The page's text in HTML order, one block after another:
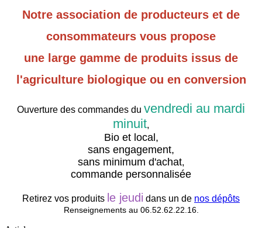
Notre association de producteurs et de
consommateurs vous propose
une large gamme de produits issus de
l'agriculture biologique ou en conversion
Ouverture des commandes du vendredi au mardi
minuit,
Bio et local,
sans engagement,
sans minimum d'achat,
commande personnalisée
Retirez vos produits le jeudi dans un de nos dépôts
Renseignements au 06.52.62.22.16.